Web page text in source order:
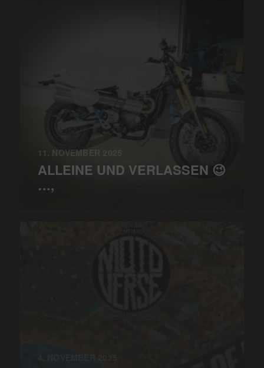
11. NOVEMBER 2025
ALLEINE UND VERLASSEN 😉
…,